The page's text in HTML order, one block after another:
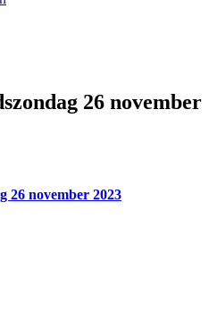
26 november
26 november 2023